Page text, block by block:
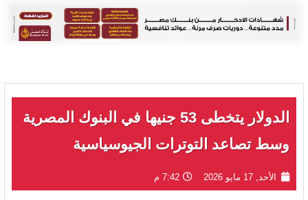
الدولار يتخطى 53 جنيها في البنوك المصرية
وسط تصاعد التوترات الجيوسياسية
الأحد, 17 مايو 2026 7:42 م